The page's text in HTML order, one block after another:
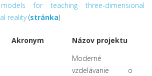
for teaching three-dimensional
reality(stránka)
Akronym Názov projektu
Moderné
vzdelávanie o